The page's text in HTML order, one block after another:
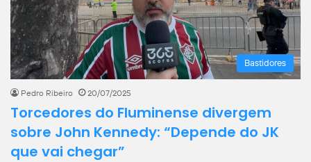
Bastidores
Pedro Ribeiro 20/07/2025
Torcedores do Fluminense divergem
sobre John Kennedy: “Depende do JK
que vai chegar”